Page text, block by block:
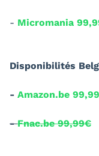
- Micromania
Disponibilités
- Amazon.be
-Fnac.be 99,99€